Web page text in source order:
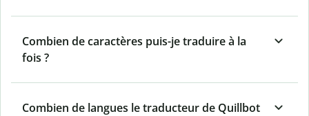
Combien de caractères puis-je traduire à la
fois ?
Combien de langues le traducteur de Quillbot